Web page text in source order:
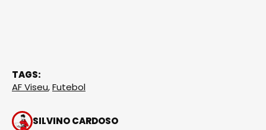
TAGS:
AF Viseu,Futebol
SILVINO CARDOSO